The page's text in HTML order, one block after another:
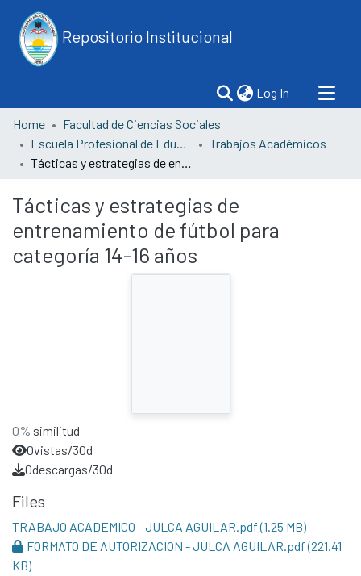
Repositorio Institucional
Log In (current)
Home
Facultad de Ciencias Sociales
Escuela Profesional de Educación
Trabajos Académicos
Tácticas y estrategias de entrenamiento de fútbol para categoría 14-16 años
Tácticas y estrategias de
entrenamiento de fútbol para
categoría 14-16 años
0% similitud
0vistas/30d
0descargas/30d
Files
TRABAJO ACADEMICO - JULCA AGUILAR.pdf(1.25 MB)
FORMATO DE AUTORIZACION - JULCA AGUILAR.pdf(221.41
KB)